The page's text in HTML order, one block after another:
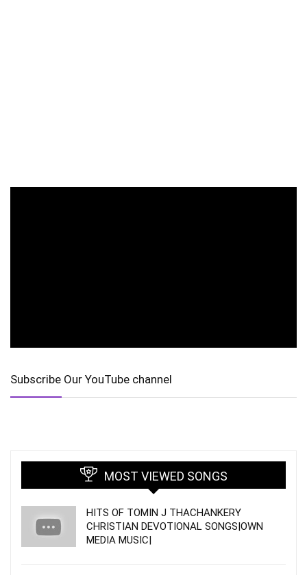
Subscribe Our YouTube channel
MOST VIEWED SONGS
HITS OF TOMIN J THACHANKERY
CHRISTIAN DEVOTIONAL SONGS|OWN
MEDIA MUSIC|